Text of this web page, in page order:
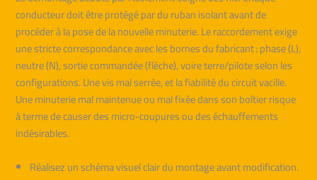
conducteur doit être protégé par du ruban isolant avant de
procéder à la pose de la nouvelle minuterie. Le raccordement exige
une stricte correspondance avec les bornes du fabricant : phase (L),
neutre (N), sortie commandée (flèche), voire terre/pilote selon les
configurations. Une vis mal serrée, et la fiabilité du circuit vacille.
Une minuterie mal maintenue ou mal fixée dans son boîtier risque
à terme de causer des micro-coupures ou des échauffements
indésirables.
Réalisez un schéma visuel clair du montage avant modification.